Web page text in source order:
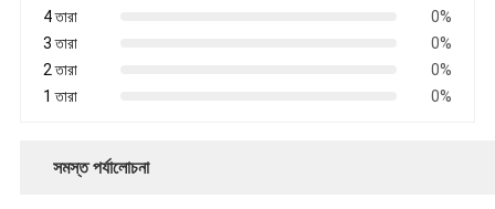
4 তারা
0%
3 তারা
0%
2 তারা
0%
1 তারা
0%
সমস্ত পর্যালোচনা